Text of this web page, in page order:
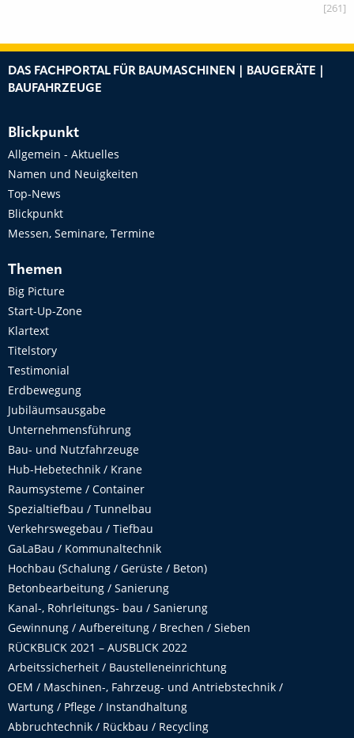
[261]
DAS FACHPORTAL FÜR BAUMASCHINEN | BAUGERÄTE |
BAUFAHRZEUGE
Blickpunkt
Allgemein - Aktuelles
Namen und Neuigkeiten
Top-News
Blickpunkt
Messen, Seminare, Termine
Themen
Big Picture
Start-Up-Zone
Klartext
Titelstory
Testimonial
Erdbewegung
Jubiläumsausgabe
Unternehmensführung
Bau- und Nutzfahrzeuge
Hub-Hebetechnik / Krane
Raumsysteme / Container
Spezialtiefbau / Tunnelbau
Verkehrswegebau / Tiefbau
GaLaBau / Kommunaltechnik
Hochbau (Schalung / Gerüste / Beton)
Betonbearbeitung / Sanierung
Kanal-, Rohrleitungs- bau / Sanierung
Gewinnung / Aufbereitung / Brechen / Sieben
RÜCKBLICK 2021 – AUSBLICK 2022
Arbeitssicherheit / Baustelleneinrichtung
OEM / Maschinen-, Fahrzeug- und Antriebstechnik /
Wartung / Pflege / Instandhaltung
Abbruchtechnik / Rückbau / Recycling